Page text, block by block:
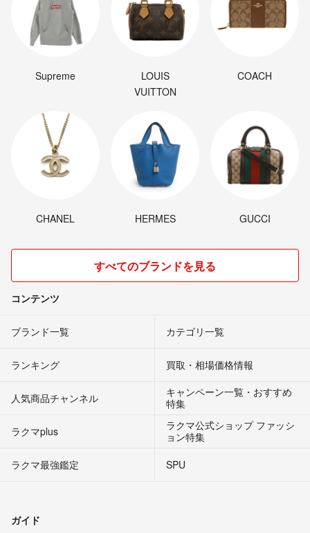
Supreme
LOUIS
VUITTON
COACH
CHANEL HERMES GUCCI
すべてのブランドを見る
コンテンツ
ブランド一覧 カテゴリ一覧
ランキング 買取・相場価格情報
人気商品チャンネル
キャンペーン一覧・おすすめ
特集
ラクマplus
ラクマ公式ショップ ファッシ
ョン特集
ラクマ最強鑑定
SPU
ガイド